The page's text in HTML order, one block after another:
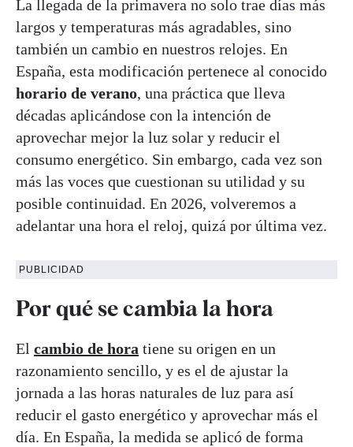
La llegada de la primavera no solo trae días más
largos y temperaturas más agradables, sino
también un cambio en nuestros relojes. En
España, esta modificación pertenece al conocido
horario de verano, una práctica que lleva
décadas aplicándose con la intención de
aprovechar mejor la luz solar y reducir el
consumo energético. Sin embargo, cada vez son
más las voces que cuestionan su utilidad y su
posible continuidad. En 2026, volveremos a
adelantar una hora el reloj, quizá por última vez.
PUBLICIDAD
Por qué se cambia la hora
El cambio de hora tiene su origen en un
razonamiento sencillo, y es el de ajustar la
jornada a las horas naturales de luz para así
reducir el gasto energético y aprovechar más el
día. En España, la medida se aplicó de forma